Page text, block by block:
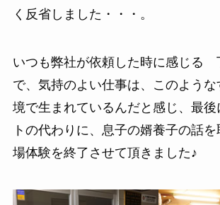
く反省しました・・・。
いつも弊社が依頼した時に感じる
で、気持のよい仕事は、このよう
境で生まれているんだと感じ、最後
トの代わりに、息子の婿養子の話
場体験を終了させて頂きました♪